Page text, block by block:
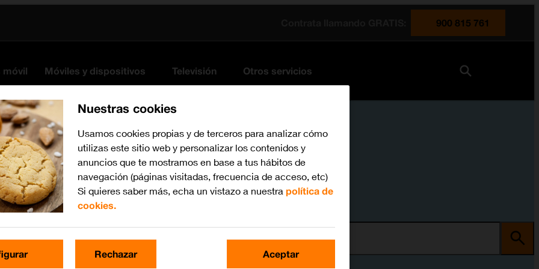
900 815 761
móvil Móviles y dispositivos Televisión Otros servicios
Busca por problema o tema
Nuestras cookies
Usamos cookies propias y de terceros para analizar cómo
utilizas este sitio web y personalizar los contenidos y
anuncios que te mostramos en base a tus hábitos de
navegación (páginas visitadas, frecuencia de acceso, etc)
Si quieres saber más, echa un vistazo a nuestra política de
cookies.
Rechazar Aceptar